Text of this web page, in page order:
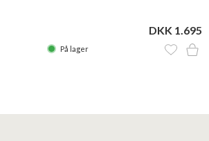
DKK 1.695
På lager